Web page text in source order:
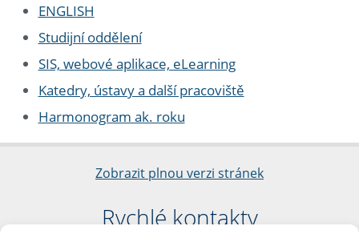
ENGLISH
Studijní oddělení
SIS, webové aplikace, eLearning
Katedry, ústavy a další pracoviště
Harmonogram ak. roku
Zobrazit plnou verzi stránek
Rychlé kontakty